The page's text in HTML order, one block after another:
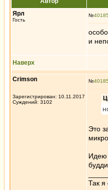
Ярл
Гость
№
и
Наверх
Crimson
Зарегистрирован: 10.11.2017
Суждений: 3102
№
Это
Идею
Так